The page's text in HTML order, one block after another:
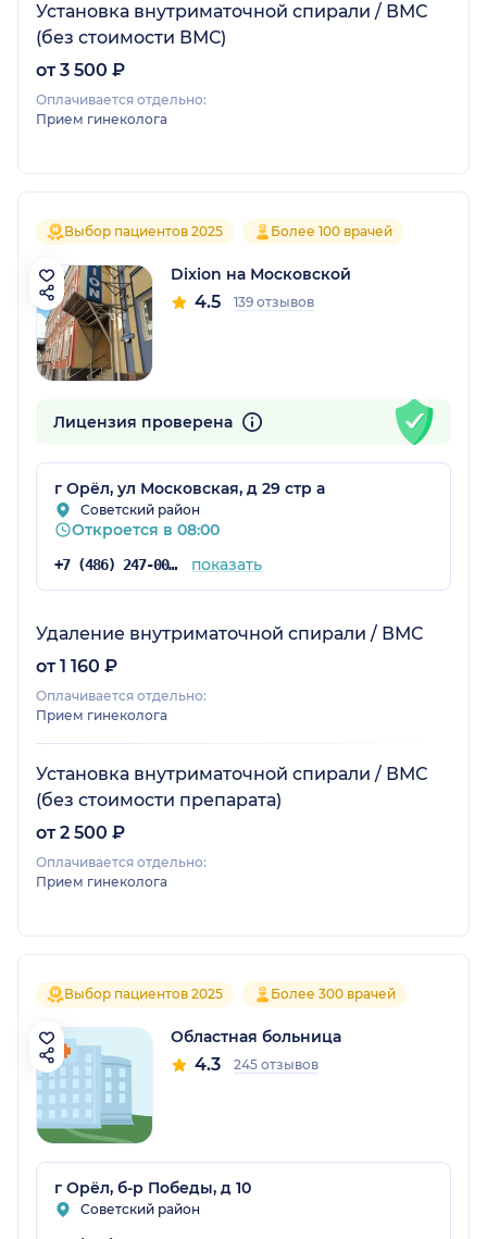
Установка внутриматочной спирали / ВМС
(без стоимости ВМС)
от 3 500 ₽
Оплачивается отдельно:
Прием гинеколога
Выбор пациентов 2025 Более 100 врачей
Dixion на Московской
4.5 139 отзывов
Лицензия проверена
г Орёл, ул Московская, д 29 стр а
Советский район
Откроется в 08:00
+7 (486) 247-00-00 показать
Удаление внутриматочной спирали / ВМС
от 1 160 ₽
Оплачивается отдельно:
Прием гинеколога
Установка внутриматочной спирали / ВМС
(без стоимости препарата)
от 2 500 ₽
Оплачивается отдельно:
Прием гинеколога
Выбор пациентов 2025 Более 300 врачей
Областная больница
4.3 245 отзывов
г Орёл, б-р Победы, д 10
Советский район